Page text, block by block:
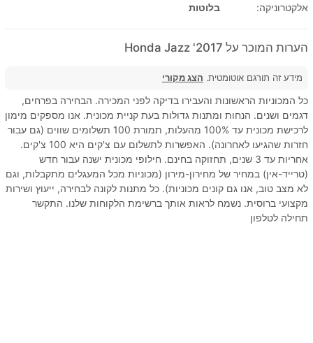
אלקטרוניקה:
בלוטות
הערות המוכר על 2017' Honda Jazz
מידע זה תורגם אוטומטית. הצג מקורי
כל המכוניות הראשונות והעבירו בדיקה לפני המכירה. הבחירה בפרחים,
דגמים ושנים. הנחות ומתנות גדולות בעת קניית מכונית. אנו מספקים מימון
לרכישת מכונית עד 100% מהעלות, תמורת 100 תשלומים שווים (גם עבור
חזרות שהגיעו לאחרונה). האפשרות לתשלום עם צ'קים היא 100 צ'קים.
אחריות עד 3 שנים, תחזוקה בחינם. חילופי מכונית ישנה עבור חדש
(טרייד-אין) במחיר של מחירון-מירון (מכוניות מכל המעגלים מתקבלות, וגם
לא מצב טוב, אנו גם קונים מכוניות). כל מתנות לקונה לבחירה, ייעוץ ושירות
מקצועי ברוסית. נשמח לראות אותך ברשימת הלקוחות שלנו. התקשר
תחילה לטלפון